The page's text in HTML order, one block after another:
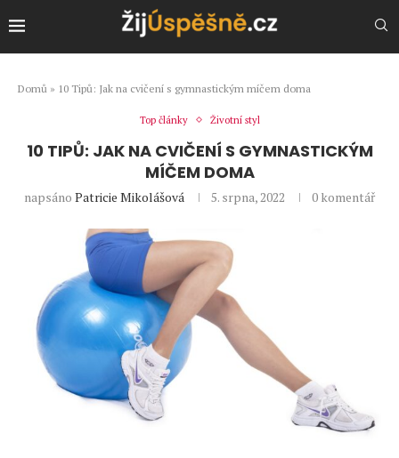
Domů » 10 Tipů: Jak na cvičení s gymnastickým míčem doma
Top články Životní styl
10 TIPŮ: JAK NA CVIČENÍ S GYMNASTICKÝM
MÍČEM DOMA
napsáno Patricie Mikolášová 5. srpna, 2022 0 komentář